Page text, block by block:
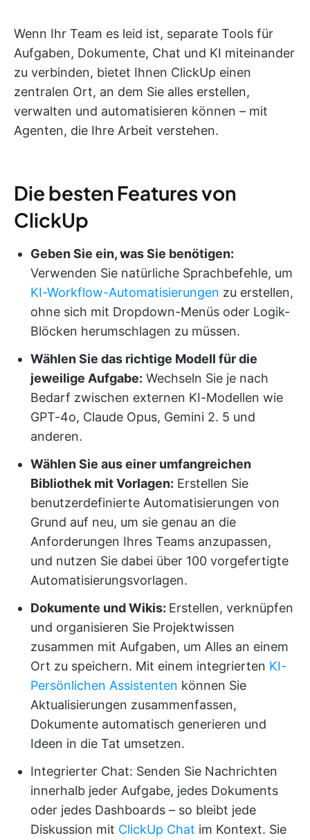
Wenn Ihr Team es leid ist, separate Tools für
Aufgaben, Dokumente, Chat und KI miteinander
zu verbinden, bietet Ihnen ClickUp einen
zentralen Ort, an dem Sie alles erstellen,
verwalten und automatisieren können – mit
Agenten, die Ihre Arbeit verstehen.
Die besten Features von
ClickUp
Geben Sie ein, was Sie benötigen:
Verwenden Sie natürliche Sprachbefehle, um
KI-Workflow-Automatisierungen zu erstellen,
ohne sich mit Dropdown-Menüs oder Logik-
Blöcken herumschlagen zu müssen.
Wählen Sie das richtige Modell für die
jeweilige Aufgabe: Wechseln Sie je nach
Bedarf zwischen externen KI-Modellen wie
GPT-4o, Claude Opus, Gemini 2. 5 und
anderen.
Wählen Sie aus einer umfangreichen
Bibliothek mit Vorlagen: Erstellen Sie
benutzerdefinierte Automatisierungen von
Grund auf neu, um sie genau an die
Anforderungen Ihres Teams anzupassen,
und nutzen Sie dabei über 100 vorgefertigte
Automatisierungsvorlagen.
Dokumente und Wikis: Erstellen, verknüpfen
und organisieren Sie Projektwissen
zusammen mit Aufgaben, um Alles an einem
Ort zu speichern. Mit einem integrierten KI-
Persönlichen Assistenten können Sie
Aktualisierungen zusammenfassen,
Dokumente automatisch generieren und
Ideen in die Tat umsetzen.
Integrierter Chat: Senden Sie Nachrichten
innerhalb jeder Aufgabe, jedes Dokuments
oder jedes Dashboards – so bleibt jede
Diskussion mit ClickUp Chat im Kontext. Sie